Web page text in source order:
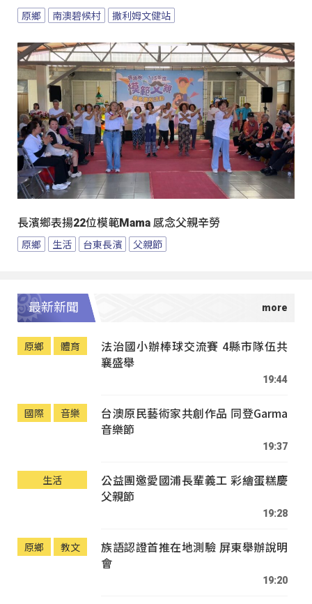
原鄉 南澳碧候村 撒利姆文健站
長濱鄉表揚22位模範Mama 感念父親辛勞
原鄉 生活 台東長濱 父親節
最新新聞
原鄉 體育
法治國小辦棒球交流賽 4縣市隊伍共
襄盛舉
19:44
國際 音樂
台澳原民藝術家共創作品 同登Garma
音樂節
19:37
生活
公益團邀愛國浦長輩義工 彩繪蛋糕慶
父親節
19:28
原鄉 教文
族語認證首推在地測驗 屏東舉辦說明
會
19:20